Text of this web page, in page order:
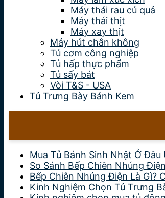
Máy thái rau củ quả
Máy thái thịt
Máy xay thịt
Máy hút chân không
Tủ cơm công nghiệp
Tủ hấp thực phẩm
Tủ sấy bát
Vòi T&S - USA
Tủ Trưng Bày Bánh Kem
Mua Tủ Bánh Sinh Nhật Ở Đâu
So Sánh Bếp Chiên Nhúng
Bếp Chiên Nhúng Điện Là Gì?
Kinh Nghiệm Chọn Tủ Trưng